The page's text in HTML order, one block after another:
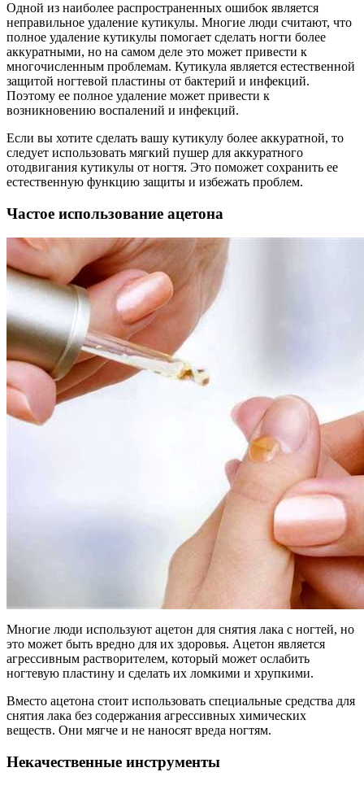
Одной из наиболее распространенных ошибок является
неправильное удаление кутикулы. Многие люди считают, что
полное удаление кутикулы помогает сделать ногти более
аккуратными, но на самом деле это может привести к
многочисленным проблемам. Кутикула является естественной
защитой ногтевой пластины от бактерий и инфекций.
Поэтому ее полное удаление может привести к
возникновению воспалений и инфекций.
Если вы хотите сделать вашу кутикулу более аккуратной, то
следует использовать мягкий пушер для аккуратного
отодвигания кутикулы от ногтя. Это поможет сохранить ее
естественную функцию защиты и избежать проблем.
Частое использование ацетона
Многие люди используют ацетон для снятия лака с ногтей, но
это может быть вредно для их здоровья. Ацетон является
агрессивным растворителем, который может ослабить
ногтевую пластину и сделать их ломкими и хрупкими.
Вместо ацетона стоит использовать специальные средства для
снятия лака без содержания агрессивных химических
веществ. Они мягче и не наносят вреда ногтям.
Некачественные инструменты